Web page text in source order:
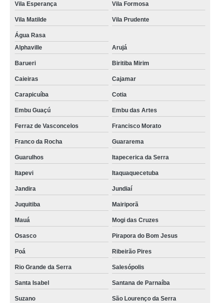
lojas de porta crachá transparente Sacomã
lojas de porta crachá rígido Tatuapé
orçamento de porta crachá horizontal São José do Rio Preto
porta crachá valor Cantareira
porta crachá de plástico Atibaia
orçamento de porta crachá colorido Anália Franco
porta crachá horizontal Indianópolis
lojas de porta crachá transparente Campo Grande
porta crachás transparente Campo Belo
porta crachá retrátil valor São Lourenço da Serra
Vila Esperança Vila Formosa
Vila Matilde Vila Prudente
Água Rasa
Alphaville
Arujá
Barueri Biritiba Mirim
Caieiras Cajamar
Carapicuíba Cotia
Embu Guaçú Embu das Artes
Ferraz de Vasconcelos Francisco Morato
Franco da Rocha Guararema
Guarulhos Itapecerica da Serra
Itapevi Itaquaquecetuba
Jandira Jundiaí
Juquitiba Mairiporã
Mauá Mogi das Cruzes
Osasco Pirapora do Bom Jesus
Poá Ribeirão Pires
Rio Grande da Serra Salesópolis
Santa Isabel Santana de Parnaíba
Suzano São Lourenço da Serra